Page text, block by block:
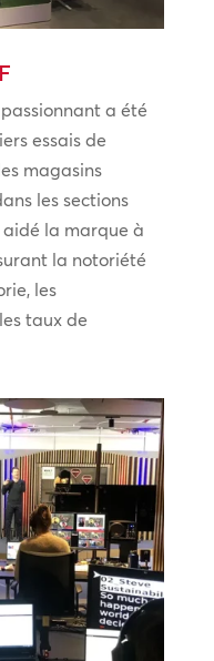
a été
essais de
magasins
les sections
la marque à
la notoriété
les
taux de